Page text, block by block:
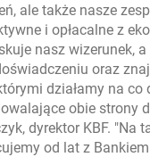
ale także nasze
i opłacalne z
nasz wizerunek, a
oraz
działamy na co
obie strony
dyrektor KBF. Na
od lat z